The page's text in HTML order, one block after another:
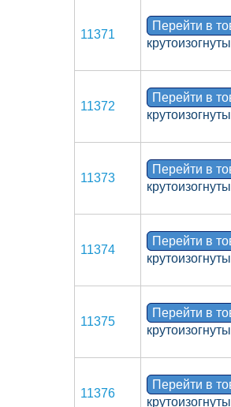
11371
Перейти в
11372
Перейти в
11373
Перейти в
11374
Перейти в
11375
Перейти в
11376
Перейти в